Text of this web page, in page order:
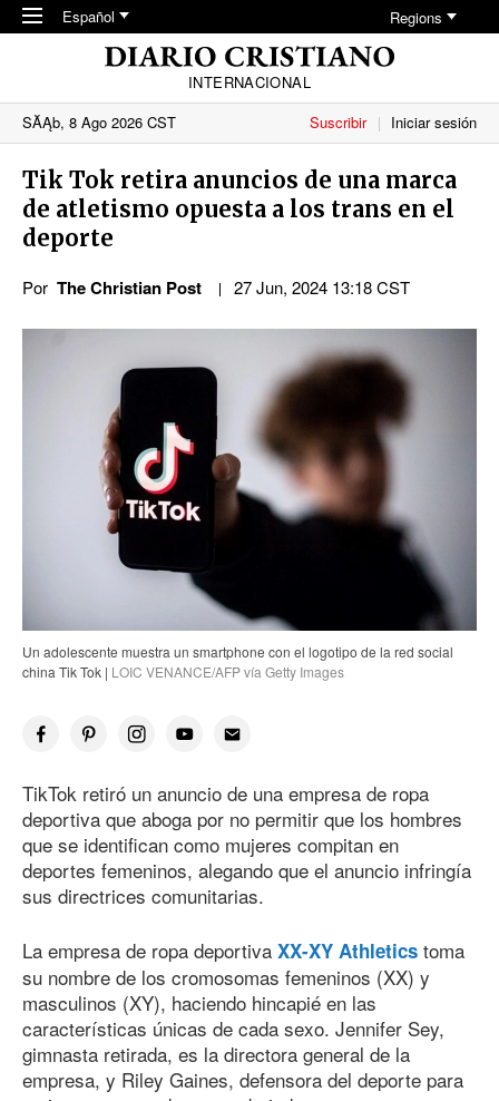
Skip to main content
Español Regions
INTERNACIONAL
SĂĄb, 8 Ago 2026 CST
Suscribir Iniciar sesión
Tik Tok retira anuncios de una marca
de atletismo opuesta a los trans en el
deporte
Por The Christian Post 27 Jun, 2024 13:18 CST
Un adolescente muestra un smartphone con el logotipo de la red social
china Tik Tok | LOIC VENANCE/AFP vía Getty Images
TikTok retiró un anuncio de una empresa de ropa
deportiva que aboga por no permitir que los hombres
que se identifican como mujeres compitan en
deportes femeninos, alegando que el anuncio infringía
sus directrices comunitarias.
La empresa de ropa deportiva XX-XY Athletics toma
su nombre de los cromosomas femeninos (XX) y
masculinos (XY), haciendo hincapié en las
características únicas de cada sexo. Jennifer Sey,
gimnasta retirada, es la directora general de la
empresa, y Riley Gaines, defensora del deporte para